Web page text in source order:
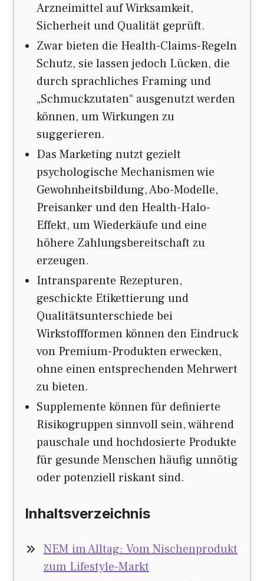
Arzneimittel auf Wirksamkeit,
Sicherheit und Qualität geprüft.
Zwar bieten die Health-Claims-Regeln
Schutz, sie lassen jedoch Lücken, die
durch sprachliches Framing und
„Schmuckzutaten“ ausgenutzt werden
können, um Wirkungen zu
suggerieren.
Das Marketing nutzt gezielt
psychologische Mechanismen wie
Gewohnheitsbildung, Abo-Modelle,
Preisanker und den Health-Halo-
Effekt, um Wiederkäufe und eine
höhere Zahlungsbereitschaft zu
erzeugen.
Intransparente Rezepturen,
geschickte Etikettierung und
Qualitätsunterschiede bei
Wirkstoffformen können den Eindruck
von Premium-Produkten erwecken,
ohne einen entsprechenden Mehrwert
zu bieten.
Supplemente können für definierte
Risikogruppen sinnvoll sein, während
pauschale und hochdosierte Produkte
für gesunde Menschen häufig unnötig
oder potenziell riskant sind.
Inhaltsverzeichnis
NEM im Alltag: Vom Nischenprodukt
zum Lifestyle-Markt